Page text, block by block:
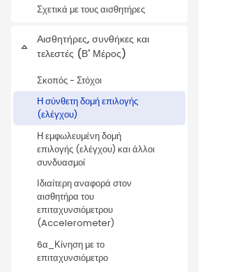
Σχετικά με τους αισθητήρες
Σύμπτυξη
Αισθητήρες, συνθήκες και
τελεστές (Β' Μέρος)
Σκοπός - Στόχοι
Η σύνθετη δομή επιλογής
(ελέγχου)
Η εμφωλευμένη δομή
επιλογής (ελέγχου) και άλλοι
συνδυασμοί
Ιδιαίτερη αναφορά στον
αισθητήρα του
επιταχυνσιόμετρου
(Accelerometer)
6α_Κίνηση με το
επιταχυνσιόμετρο